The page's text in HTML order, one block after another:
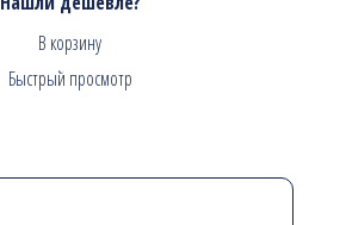
В корзину
Быстрый просмотр